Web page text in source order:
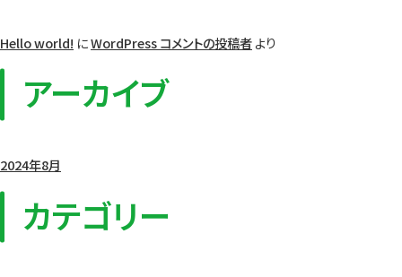
Hello world! にWordPress コメントの投稿者より
アーカイブ
2024年8月
カテゴリー